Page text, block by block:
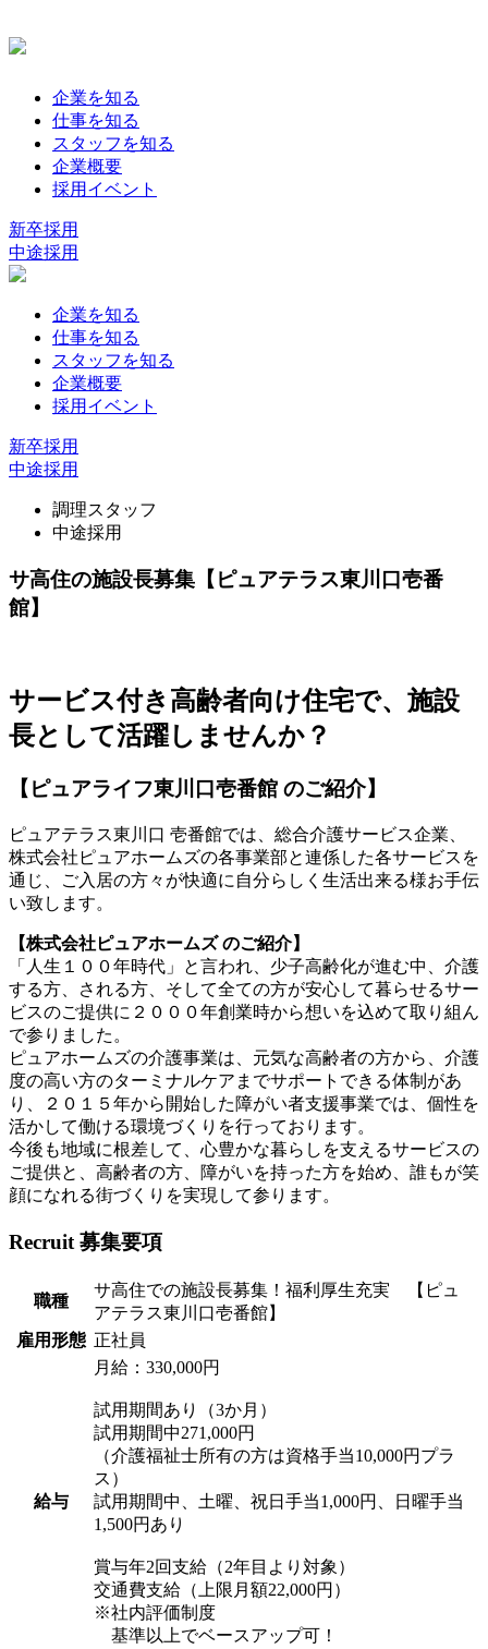
企業を知る
仕事を知る
スタッフを知る
企業概要
採用イベント
新卒採用
中途採用
企業を知る
仕事を知る
スタッフを知る
企業概要
採用イベント
新卒採用
中途採用
調理スタッフ
中途採用
サ高住の施設長募集【ピュアテラス東川口壱番
館】
サービス付き高齢者向け住宅で、施設
長として活躍しませんか？
【ピュアライフ東川口壱番館 のご紹介】
ピュアテラス東川口 壱番館では、総合介護サービス企業、
株式会社ピュアホームズの各事業部と連係した各サービスを
通じ、ご入居の方々が快適に自分らしく生活出来る様お手伝
い致します。
【株式会社ピュアホームズ のご紹介】
「人生１００年時代」と言われ、少子高齢化が進む中、介護
する方、される方、そして全ての方が安心して暮らせるサー
ビスのご提供に２０００年創業時から想いを込めて取り組ん
で参りました。
ピュアホームズの介護事業は、元気な高齢者の方から、介護
度の高い方のターミナルケアまでサポートできる体制があ
り、２０１５年から開始した障がい者支援事業では、個性を
活かして働ける環境づくりを行っております。
今後も地域に根差して、心豊かな暮らしを支えるサービスの
ご提供と、高齢者の方、障がいを持った方を始め、誰もが笑
顔になれる街づくりを実現して参ります。
Recruit 募集要項
職種
サ高住での施設長募集！福利厚生充実 【ピュ
アテラス東川口壱番館】
雇用形態 正社員
給与
月給：330,000円
試用期間あり（3か月）
試用期間中271,000円
（介護福祉士所有の方は資格手当10,000円プラ
ス）
試用期間中、土曜、祝日手当1,000円、日曜手当
1,500円あり
賞与年2回支給（2年目より対象）
交通費支給（上限月額22,000円）
※社内評価制度
基準以上でベースアップ可！